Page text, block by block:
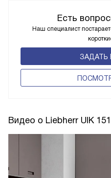
Есть
Наш специалист
ЗАДАТЬ
Видео о Liebherr UIK